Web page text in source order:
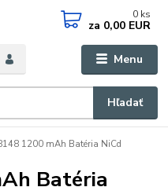
Menu
Hľadať
0 ks
za 0,00 EUR
1200 mAh Batéria NiCd
Batéria